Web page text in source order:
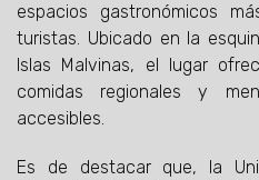
espacios gastronómicos
turistas. Ubicado en la
Islas Malvinas, el lugar
comidas regionales y
accesibles.
Es de destacar que, la